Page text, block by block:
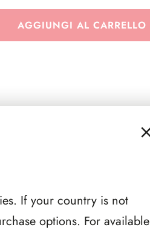
(
AGGIUNGI AL CARRELLO
If your country is not
options. For available